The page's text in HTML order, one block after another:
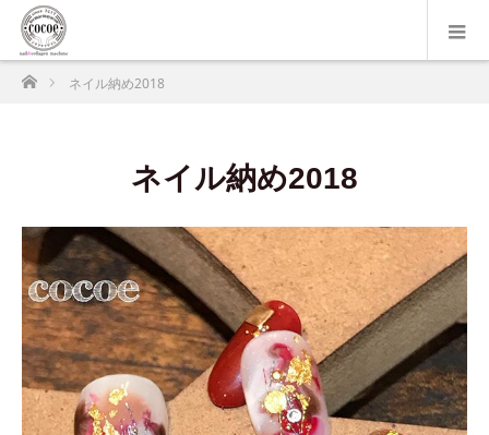
ホームネイル納め2018
ネイル納め2018